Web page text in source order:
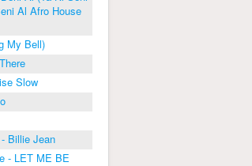
Al Afro House
My Bell)
Slow
Billie Jean
- LET ME BE